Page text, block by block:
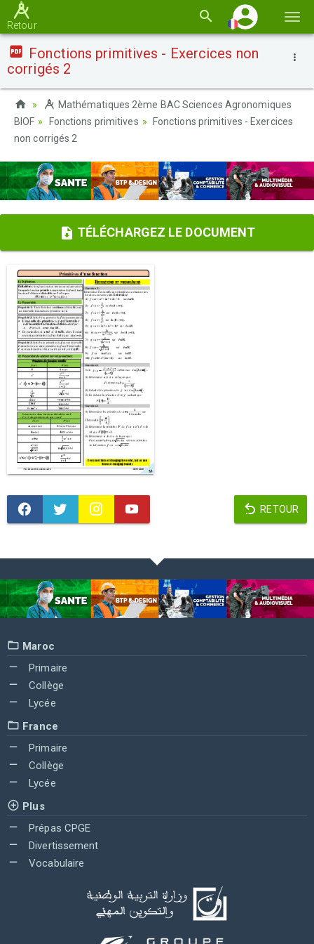
la
Retour
Fonctions primitives - Exercices non
corrigés 2
Mathématiques 2ème BAC Sciences Agronomiques
BIOF
Fonctions primitives
Fonctions primitives - Exercices
non corrigés 2
TÉLÉCHARGEZ LE DOCUMENT
RETOUR
Maroc
Primaire
Collège
Lycée
France
Primaire
Collège
Lycée
Plus
Prépas CPGE
Divertissement
Vocabulaire